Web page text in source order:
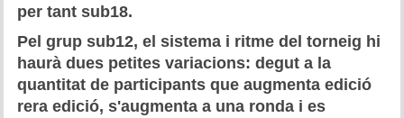
Historial del torneig llampec
Escacs Actius
INFORMACIÓ
per tant sub18.
Pel grup sub12, el sistema i ritme del torneig hi
haurà dues petites variacions: degut a la
quantitat de participants que augmenta edició
rera edició, s'augmenta a una ronda i es